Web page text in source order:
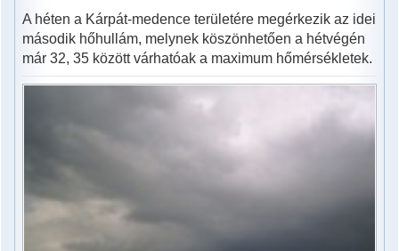
A héten a Kárpát-medence területére megérkezik az idei
második hőhullám, melynek köszönhetően a hétvégén
már 32, 35 között várhatóak a maximum hőmérsékletek.